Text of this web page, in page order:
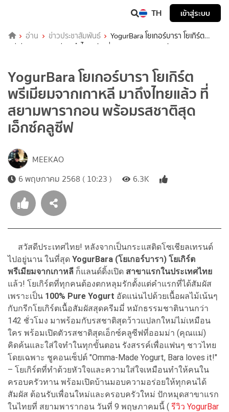
TH เข้าสู่ระบบ
อ่าน ข่าวประชาสัมพันธ์
YogurBara โยเกอร์บารา โยเกิร์ต
พรีเมียมจากเกาหลี มาถึงไทยแล้ว ที่ สยามพารากอน พร้อมรสชาติสุด
YogurBara โยเกอร์บารา โยเกิร์ต
พรีเมียมจากเกาหลี มาถึงไทยแล้ว ที่
สยามพารากอน พร้อมรสชาติสุด
เอ็กซ์คลูซีฟ
MEEKAO
6 พฤษภาคม 2568 ( 10:23 )
6.3K
สวัสดีประเทศไทย! หลังจากเป็นกระแสติดโซเชียลเทรนด์
ไปอยู่นาน ในที่สุด YogurBara (โยเกอร์บารา) โยเกิร์ต
พรีเมียมจากเกาหลี ก็แลนด์ดิ้งเปิด สาขาแรกในประเทศไทย
แล้ว! โยเกิร์ตที่ทุกคนต้องตกหลุมรักตั้งแต่คำแรกที่ได้สัมผัส
เพราะเป็น 100% Pure Yogurt อัดแน่นไปด้วยเนื้อผลไม้เน้นๆ
กับกรีกโยเกิร์ตเนื้อสัมผัสสุดครีมมี่ หมักธรรมชาตินานกว่า
142 ชั่วโมง มาพร้อมกับรสชาติสุดว้าวแปลกใหม่ไม่เหมือน
ใคร พร้อมเปิดตัวรสชาติสุดเอ็กซ์คลูซีฟที่ออมม่า (คุณแม่)
คิดค้นและใส่ใจทำในทุกขั้นตอน รังสรรค์เพื่อแฟนๆ ชาวไทย
โดยเฉพาะ ชูคอนเซ็ปต์ "Omma-Made Yogurt, Bara loves it!"
– โยเกิร์ตที่ทำด้วยหัวใจและความใส่ใจเหมือนทำให้คนใน
ครอบครัวทาน พร้อมเปิดบ้านมอบความอร่อยให้ทุกคนได้
สัมผัส ต้อนรับเพื่อนใหม่และครอบครัวใหม่ ปักหมุดสาขาแรก
ในไทยที่ สยามพารากอน วันที่ 9 พฤษภาคมนี้ ( รีวิว YogurBar